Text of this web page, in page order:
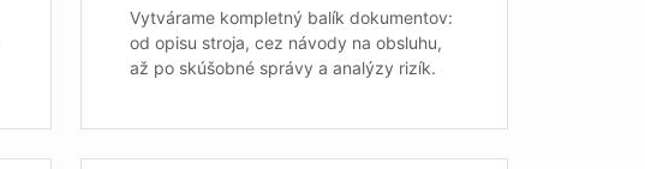
Vytvárame kompletný balík dokumentov:
od opisu stroja, cez návody na obsluhu,
až po skúšobné správy a analýzy rizík.